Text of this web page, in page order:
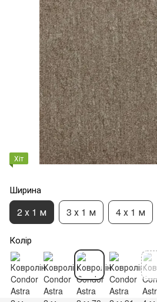
Хіт
Ширина
2 х 1 м 3 х 1 м 4 х 1 м
Колір